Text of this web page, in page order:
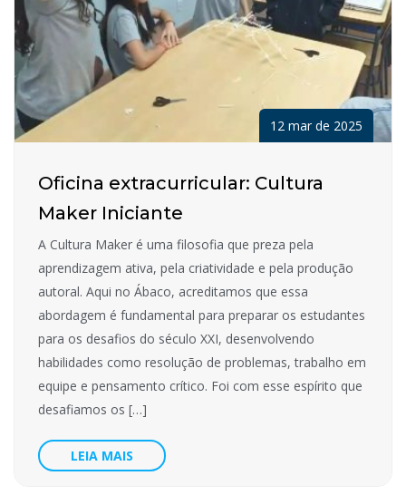
12 mar de 2025
Oficina extracurricular: Cultura
Maker Iniciante
A Cultura Maker é uma filosofia que preza pela
aprendizagem ativa, pela criatividade e pela produção
autoral. Aqui no Ábaco, acreditamos que essa
abordagem é fundamental para preparar os estudantes
para os desafios do século XXI, desenvolvendo
habilidades como resolução de problemas, trabalho em
equipe e pensamento crítico. Foi com esse espírito que
desafiamos os […]
LEIA MAIS